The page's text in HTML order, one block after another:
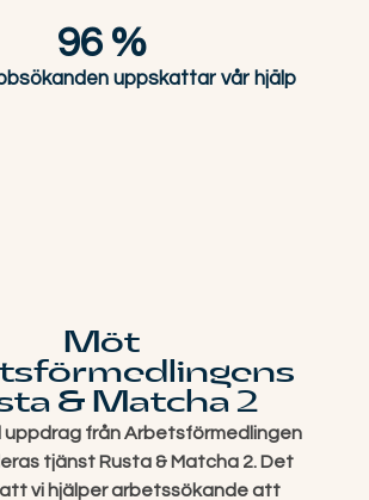
96 %
uppskattar vår hjälp
Möt
& Matcha 2
uppdrag från Arbetsförmedlingen
tjänst Rusta & Matcha 2. Det
vi hjälper arbetssökande att